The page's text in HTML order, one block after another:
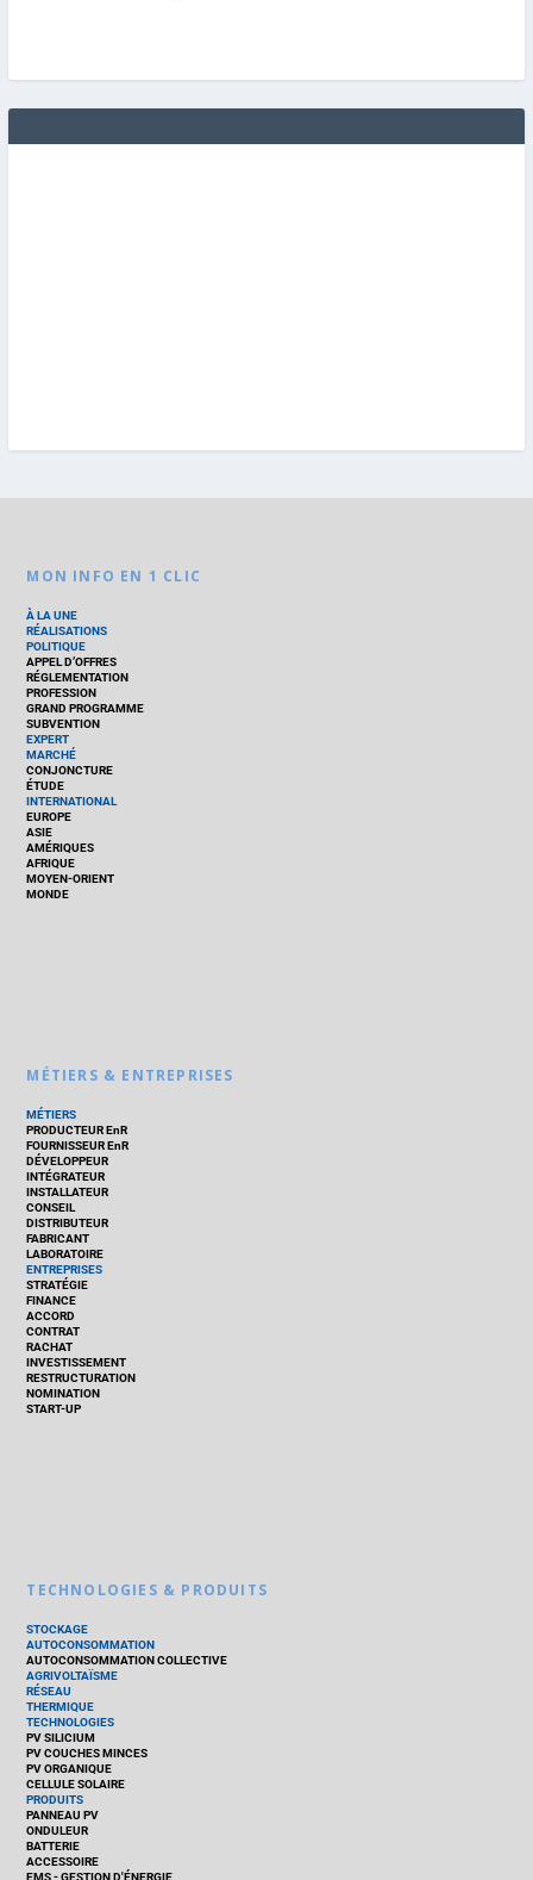
MON INFO EN 1 CLIC
À LA UNE
RÉALISATIONS
POLITIQUE
APPEL D’OFFRES
RÉGLEMENTATION
PROFESSION
GRAND PROGRAMME
SUBVENTION
EXPERT
MARCHÉ
CONJONCTURE
ÉTUDE
INTERNATIONAL
EUROPE
ASIE
AMÉRIQUES
AFRIQUE
MOYEN-ORIENT
MONDE
MÉTIERS & ENTREPRISES
MÉTIERS
PRODUCTEUR EnR
FOURNISSEUR EnR
DÉVELOPPEUR
INTÉGRATEUR
INSTALLATEUR
CONSEIL
DISTRIBUTEUR
FABRICANT
LABORATOIRE
ENTREPRISES
STRATÉGIE
FINANCE
ACCORD
CONTRAT
RACHAT
INVESTISSEMENT
RESTRUCTURATION
NOMINATION
START-UP
TECHNOLOGIES & PRODUITS
STOCKAGE
AUTOCONSOMMATION
AUTOCONSOMMATION COLLECTIVE
AGRIVOLTAÏSME
RÉSEAU
THERMIQUE
TECHNOLOGIES
PV SILICIUM
PV COUCHES MINCES
PV ORGANIQUE
CELLULE SOLAIRE
PRODUITS
PANNEAU PV
ONDULEUR
BATTERIE
ACCESSOIRE
EMS - GESTION D'ÉNERGIE